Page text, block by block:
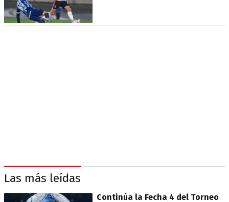
Las más leídas
Continúa la Fecha 4 del Torneo